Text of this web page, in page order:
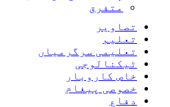
متفرق
تصاویر
تعلیم
تعلیمی سرگرمیاں
ٹیکنالوجی
خاص کاروبار
خصوصی پیغام
دفاع